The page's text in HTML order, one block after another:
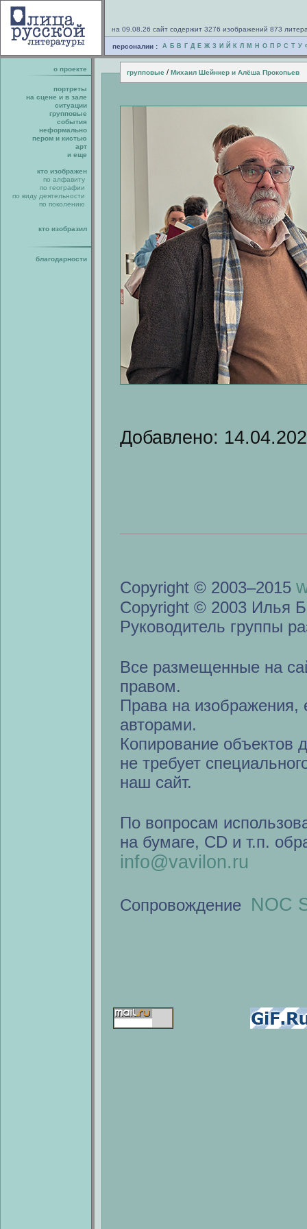
на 09.08.26 сайт содержит 3276 изображений 873
персоналии : А Б В Г Д Е Ж З И Й К Л М Н О П Р С Т У
о проекте групповые / Михаил Шейнкер и Алёша Прокопьев
портреты
на сцене и в зале
ситуации
групповые
события
неформально
пером и кистью
арт
и еще
кто изображен
по алфавиту
по географии
по виду деятельности
по поколению
кто изобразил
благодарности
Добавлено:
Copyright © 2003–2015
Copyright © 2003 Илья
Руководитель группы
Все размещенные на
правом.
Права на изображения,
авторами.
Копирование объектов
не требует
наш сайт.
По вопросам
на бумаге, CD и т.п.
info@vavilon.ru
Сопровождение NOC